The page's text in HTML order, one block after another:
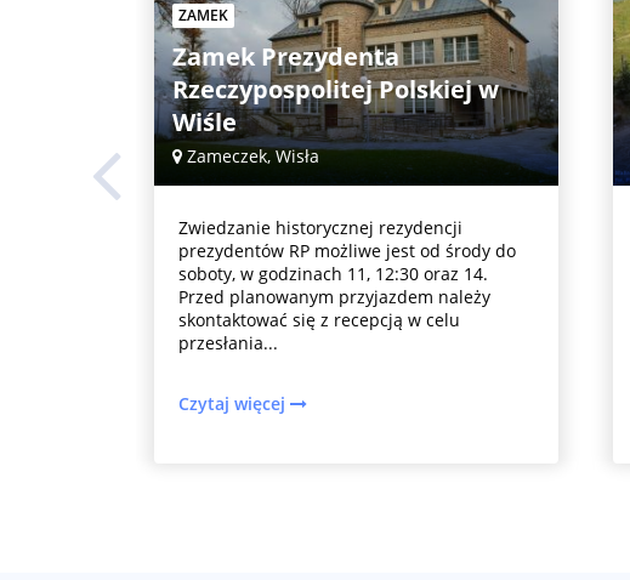
ZAMEK
Zamek Prezydenta
Rzeczypospolitej Polskiej w
Wiśle
Zameczek, Wisła
Zwiedzanie historycznej rezydencji
prezydentów RP możliwe jest od środy do
soboty, w godzinach 11, 12:30 oraz 14.
Przed planowanym przyjazdem należy
skontaktować się z recepcją w celu
przesłania...
Czytaj więcej